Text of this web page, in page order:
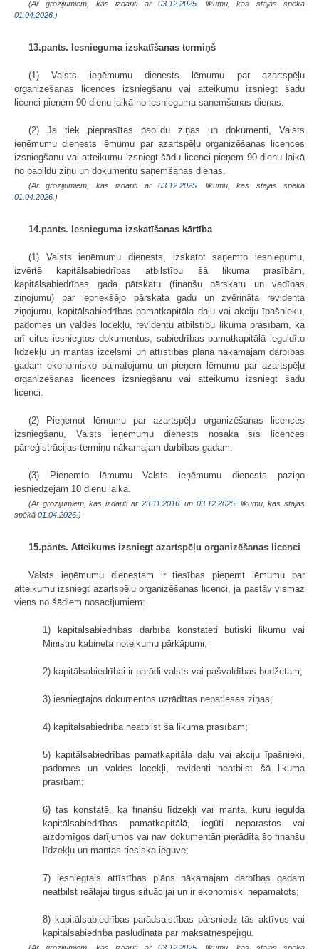
(Ar grozījumiem, kas izdarīti ar03.12.2025 . likumu, kas stājas spēkā
01.04.2026. )
13.pants. Iesnieguma izskatīšanas termiņš
(1) Valsts ieņēmumu dienests lēmumu par azartspēļu
organizēšanas licences izsniegšanu vai atteikumu izsniegt šādu
licenci pieņem 90 dienu laikā no iesnieguma saņemšanas dienas.
(2) Ja tiek pieprasītas papildu ziņas un dokumenti, Valsts
ieņēmumu dienests lēmumu par azartspēļu organizēšanas licences
izsniegšanu vai atteikumu izsniegt šādu licenci pieņem 90 dienu laikā
no papildu ziņu un dokumentu saņemšanas dienas.
(Ar grozījumiem, kas izdarīti ar03.12.2025 . likumu, kas stājas spēkā
01.04.2026. )
14.pants. Iesnieguma izskatīšanas kārtība
(1) Valsts ieņēmumu dienests, izskatot saņemto iesniegumu,
izvērtē kapitālsabiedrības atbilstību šā likuma prasībām,
kapitālsabiedrības gada pārskatu (finanšu pārskatu un vadības
ziņojumu) par iepriekšējo pārskata gadu un zvērināta revidenta
ziņojumu, kapitālsabiedrības pamatkapitāla daļu vai akciju īpašnieku,
padomes un valdes locekļu, revidentu atbilstību likuma prasībām, kā
arī citus iesniegtos dokumentus, sabiedrības pamatkapitālā ieguldīto
līdzekļu un mantas izcelsmi un attīstības plāna nākamajam darbības
gadam ekonomisko pamatojumu un pieņem lēmumu par azartspēļu
organizēšanas licences izsniegšanu vai atteikumu izsniegt šādu
licenci.
(2) Pieņemot lēmumu par azartspēļu organizēšanas licences
izsniegšanu, Valsts ieņēmumu dienests nosaka šīs licences
pārreģistrācijas termiņu nākamajam darbības gadam.
(3) Pieņemto lēmumu Valsts ieņēmumu dienests paziņo
iesniedzējam 10 dienu laikā.
(Ar grozījumiem, kas izdarīti ar 23.11.2016. un 03.12.2025. likumu, kas stājas
spēkā 01.04.2026. )
15.pants. Atteikums izsniegt azartspēļu organizēšanas licenci
Valsts ieņēmumu dienestam ir tiesības pieņemt lēmumu par
atteikumu izsniegt azartspēļu organizēšanas licenci, ja pastāv vismaz
viens no šādiem nosacījumiem:
1) kapitālsabiedrības darbībā konstatēti būtiski likumu vai
Ministru kabineta noteikumu pārkāpumi;
2) kapitālsabiedrībai ir parādi valsts vai pašvaldības budžetam;
3) iesniegtajos dokumentos uzrādītas nepatiesas ziņas;
4) kapitālsabiedrība neatbilst šā likuma prasībām;
5) kapitālsabiedrības pamatkapitāla daļu vai akciju īpašnieki,
padomes un valdes locekļi, revidenti neatbilst šā likuma
prasībām;
6) tas konstatē, ka finanšu līdzekļi vai manta, kuru iegulda
kapitālsabiedrības pamatkapitālā, iegūti neparastos vai
aizdomīgos darījumos vai nav dokumentāri pierādīta šo finanšu
līdzekļu un mantas tiesiska ieguve;
7) iesniegtais attīstības plāns nākamajam darbības gadam
neatbilst reālajai tirgus situācijai un ir ekonomiski nepamatots;
8) kapitālsabiedrības parādsaistības pārsniedz tās aktīvus vai
kapitālsabiedrība pasludināta par maksātnespējīgu.